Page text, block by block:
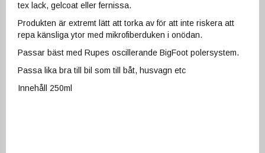
tex lack, gelcoat eller fernissa.
Produkten är extremt lätt att torka av för att inte riskera att
repa känsliga ytor med mikrofiberduken i onödan.
Passar bäst med Rupes oscillerande BigFoot polersystem.
Passa lika bra till bil som till båt, husvagn etc
Innehåll 250ml